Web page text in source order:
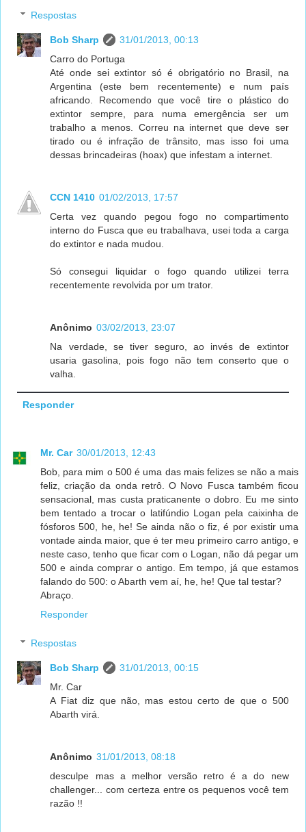
Respostas
Bob Sharp
31/01/2013, 00:13
Carro do Portuga
Até onde sei extintor só é obrigatório no Brasil, na
Argentina (este bem recentemente) e num país
africando. Recomendo que você tire o plástico do
extintor sempre, para numa emergência ser um
trabalho a menos. Correu na internet que deve ser
tirado ou é infração de trânsito, mas isso foi uma
dessas brincadeiras (hoax) que infestam a internet.
CCN 1410 01/02/2013, 17:57
Certa vez quando pegou fogo no compartimento
interno do Fusca que eu trabalhava, usei toda a carga
do extintor e nada mudou.
Só consegui liquidar o fogo quando utilizei terra
recentemente revolvida por um trator.
Anônimo 03/02/2013, 23:07
Na verdade, se tiver seguro, ao invés de extintor
usaria gasolina, pois fogo não tem conserto que o
valha.
Responder
Mr. Car 30/01/2013, 12:43
Bob, para mim o 500 é uma das mais felizes se não a mais
feliz, criação da onda retrô. O Novo Fusca também ficou
sensacional, mas custa praticanente o dobro. Eu me sinto
bem tentado a trocar o latifúndio Logan pela caixinha de
fósforos 500, he, he! Se ainda não o fiz, é por existir uma
vontade ainda maior, que é ter meu primeiro carro antigo, e
neste caso, tenho que ficar com o Logan, não dá pegar um
500 e ainda comprar o antigo. Em tempo, já que estamos
falando do 500: o Abarth vem aí, he, he! Que tal testar?
Abraço.
Responder
Respostas
Bob Sharp
31/01/2013, 00:15
Mr. Car
A Fiat diz que não, mas estou certo de que o 500
Abarth virá.
Anônimo 31/01/2013, 08:18
desculpe mas a melhor versão retro é a do new
challenger... com certeza entre os pequenos você tem
razão !!